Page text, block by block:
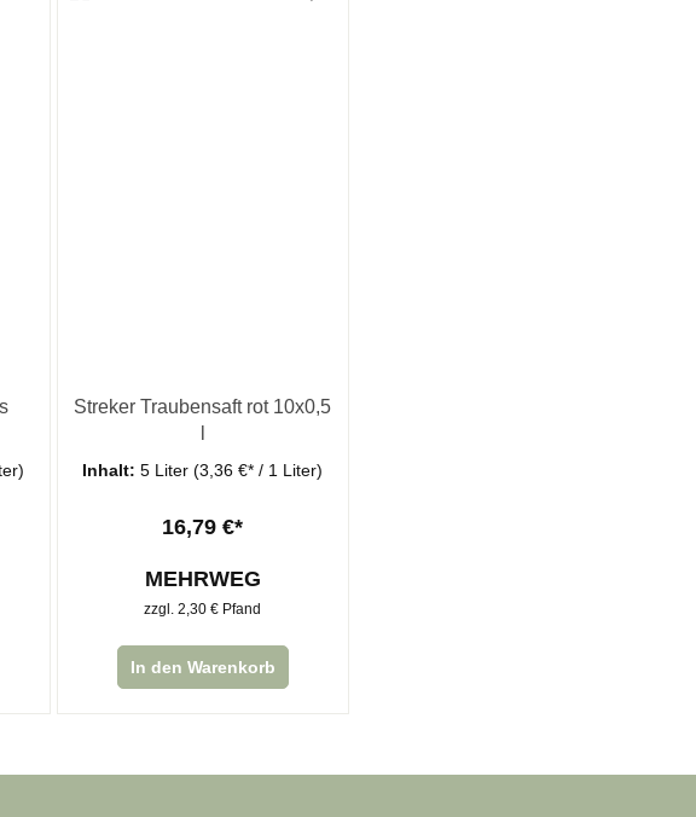
Streker Traubensaft rot 10x0,5
Inhalt:5 Liter(3,36 €* / 1 Liter)
16,79 €*
MEHRWEG
zzgl. 2,30 € Pfand
In den Warenkorb